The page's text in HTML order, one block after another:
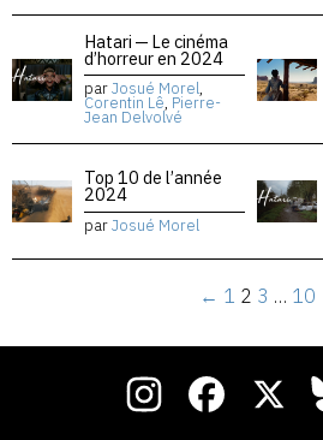
Hatari — Le cinéma
d’horreur en 2024
parJosué Morel,
Corentin Lê, Pierre-
Jean Delvolvé
Top 10 de l’année
2024
parJosué Morel
← 1 2 3 … 10